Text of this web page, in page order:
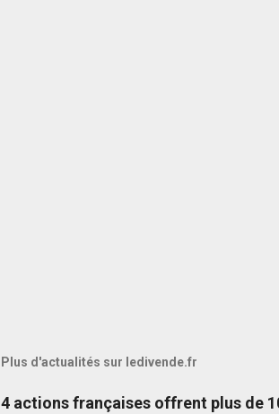
Plus d'actualités sur ledivende.fr
4 actions françaises offrent plus de